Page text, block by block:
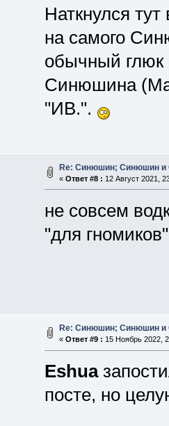
Наткнулся
на самого
обычный глюк
Синюшина
"ИВ.".
Re: Синюшин; Синюшин и
« Ответ #8 : 12 Август 2021,
не совсем
"для
Re: Синюшин; Синюшин и
« Ответ #9 : 15 Ноябрь 2022,
Eshua
посте, но